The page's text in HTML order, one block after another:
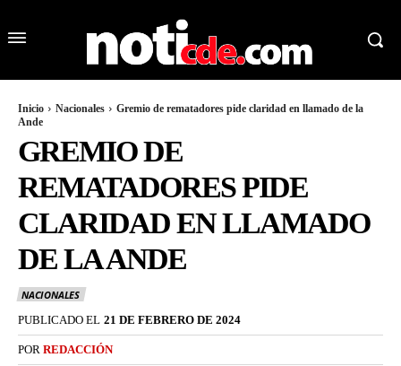
Inicio Nacionales
Gremio de rematadores pide claridad en llamado de la
Ande
GREMIO DE
REMATADORES PIDE
CLARIDAD EN LLAMADO
DE LA ANDE
NACIONALES
PUBLICADO EL 21 DE FEBRERO DE 2024
POR REDACCIÓN